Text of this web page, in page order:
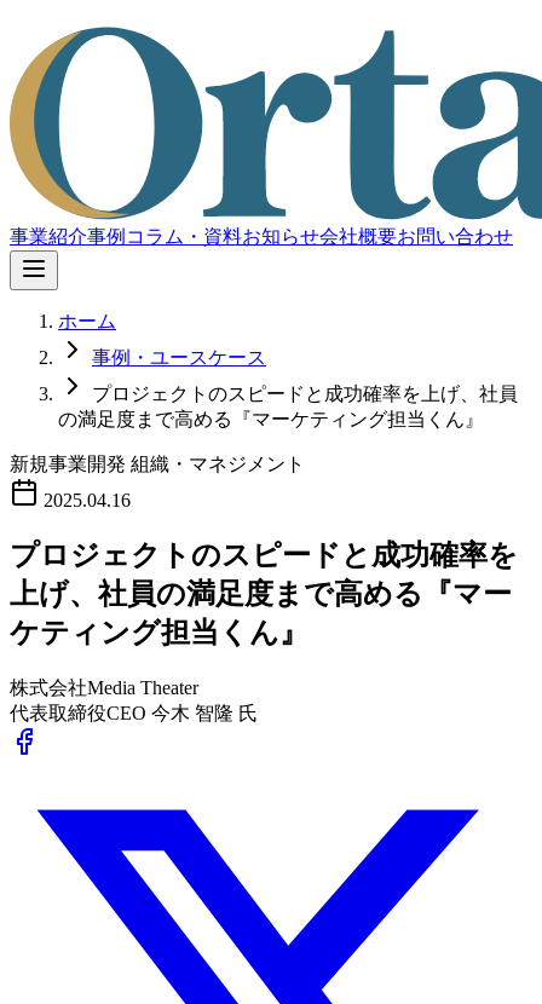
事業紹介事例 コラム・資料お知らせ会社概要お問い合わせ
ホーム
事例・ユースケース
プロジェクトのスピードと成功確率を上げ、社員
の満足度まで高める『マーケティング担当くん』
新規事業開発 組織・マネジメント
2025.04.16
プロジェクトのスピードと成功確率を
上げ、社員の満足度まで高める『マー
ケティング担当くん』
株式会社Media Theater
代表取締役CEO 今木 智隆 氏